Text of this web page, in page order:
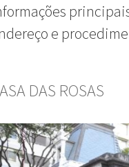
e
DAS ROSAS